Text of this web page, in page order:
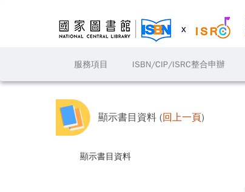
服務項目 ISBN/CIP/ISRC整合申辦
顯示書目資料 (回上一頁)
顯示書目資料